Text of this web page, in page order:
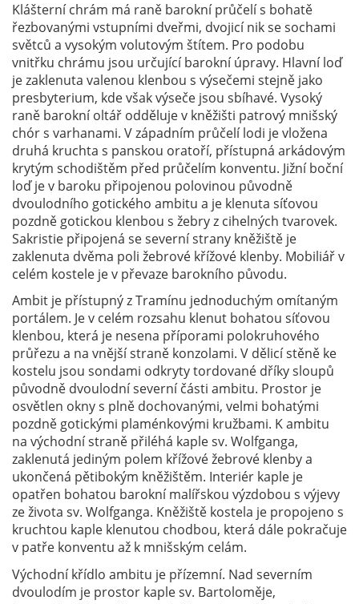
Klášterní chrám má raně barokní průčelí s bohatě
řezbovanými vstupními dveřmi, dvojicí nik se sochami
světců a vysokým volutovým štítem. Pro podobu
vnitřku chrámu jsou určující barokní úpravy. Hlavní loď
je zaklenuta valenou klenbou s výsečemi stejně jako
presbyterium, kde však výseče jsou sbíhavé. Vysoký
raně barokní oltář odděluje v kněžišti patrový mnišský
chór s varhanami. V západním průčelí lodi je vložena
druhá kruchta s panskou oratoří, přístupná arkádovým
krytým schodištěm před průčelím konventu. Jižní boční
loď je v baroku připojenou polovinou původně
dvoulodního gotického ambitu a je klenuta síťovou
pozdně gotickou klenbou s žebry z cihelných tvarovek.
Sakristie připojená se severní strany kněžiště je
zaklenuta dvěma poli žebrové křížové klenby. Mobiliář v
celém kostele je v převaze barokního původu.
Ambit je přístupný z Tramínu jednoduchým omítaným
portálem. Je v celém rozsahu klenut bohatou síťovou
klenbou, která je nesena příporami polokruhového
průřezu a na vnější straně konzolami. V dělicí stěně ke
kostelu jsou sondami odkryty tordované dříky sloupů
původně dvoulodní severní části ambitu. Prostor je
osvětlen okny s plně dochovanými, velmi bohatými
pozdně gotickými plaménkovými kružbami. K ambitu
na východní straně přiléhá kaple sv. Wolfganga,
zaklenutá jediným polem křížové žebrové klenby a
ukončená pětibokým kněžištěm. Interiér kaple je
opatřen bohatou barokní malířskou výzdobou s výjevy
ze života sv. Wolfganga. Kněžiště kostela je propojeno s
kruchtou kaple klenutou chodbou, která dále pokračuje
v patře konventu až k mnišským celám.
Východní křídlo ambitu je přízemní. Nad severním
dvoulodím je prostor kaple sv. Bartoloměje,